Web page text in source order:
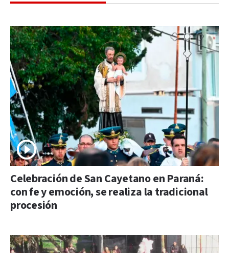
Celebración de San Cayetano en Paraná:
con fe y emoción, se realiza la tradicional
procesión